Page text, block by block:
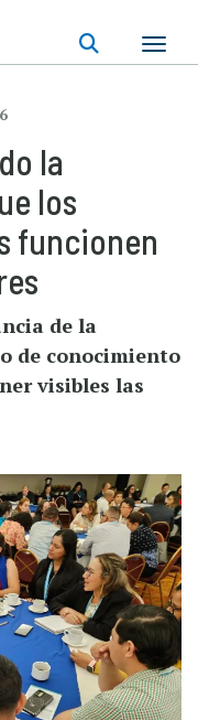
la
los
funcionen
de la
de conocimiento
visibles las